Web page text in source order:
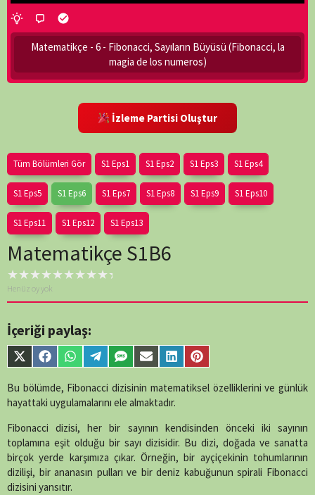
Matematikçe - 6 - Fibonacci, Sayıların Büyüsü (Fibonacci, la
magia de los numeros)
İzleme Partisi Oluştur
Tüm Bölümleri Gör S1 Eps1 S1 Eps2 S1 Eps3 S1 Eps4
S1 Eps5 S1 Eps6 S1 Eps7 S1 Eps8 S1 Eps9 S1 Eps10
S1 Eps11 S1 Eps12 S1 Eps13
Matematikçe S1B6
Henüz oy yok
İçeriği paylaş:
Share
on
X
(Twitter)
Share
on
Facebook
Share
on
WhatsApp
Share
on
Telegram
Share
on
SMS
Share
on
Email
Share
on
LinkedIn
Share
on
Pinterest
Bu bölümde, Fibonacci dizisinin matematiksel özelliklerini ve günlük
hayattaki uygulamalarını ele almaktadır.
Fibonacci dizisi, her bir sayının kendisinden önceki iki sayının
toplamına eşit olduğu bir sayı dizisidir. Bu dizi, doğada ve sanatta
birçok yerde karşımıza çıkar. Örneğin, bir ayçiçekinin tohumlarının
dizilişi, bir ananasın pulları ve bir deniz kabuğunun spirali Fibonacci
dizisini yansıtır.